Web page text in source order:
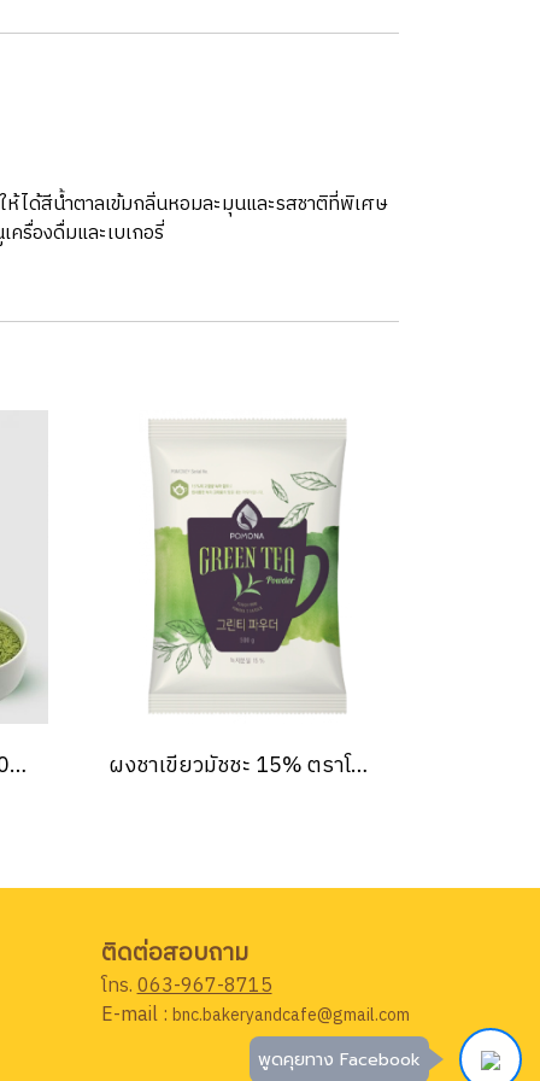
ได้สีน้ำตาลเข้มกลิ่นหอมละมุนและรสชาติที่พิเศษ
รื่องดื่มและเบเกอรี่
เท็นจู ผงมัทฉะ ตราเท็นจู 100 กรัม Tenju Uji Matcha 100g. ผงชาเขียวมัชชะ 15% ตราโพโมนา 500 กรัม Green Tea Powder 500 g
ติดต่อสอบถาม
โทร.063-967-8715
E-mail : bnc.bakeryandcafe@gmail.com
พูดคุยทาง Facebook